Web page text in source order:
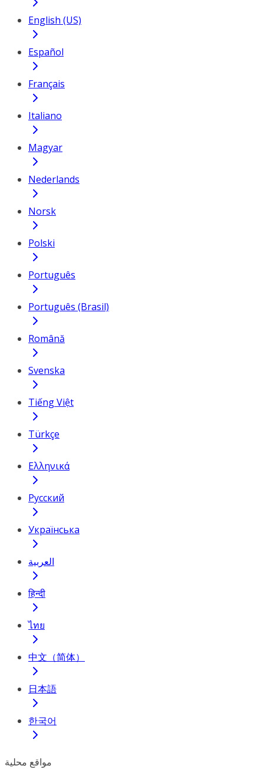
English (US)
Español
Français
Italiano
Magyar
Nederlands
Norsk
Polski
Português
Português (Brasil)
Română
Svenska
Tiếng Việt
Türkçe
Ελληνικά
Русский
Українська
العربية
हिन्दी
ไทย
中文（简体）
日本語
한국어
مواقع محلية